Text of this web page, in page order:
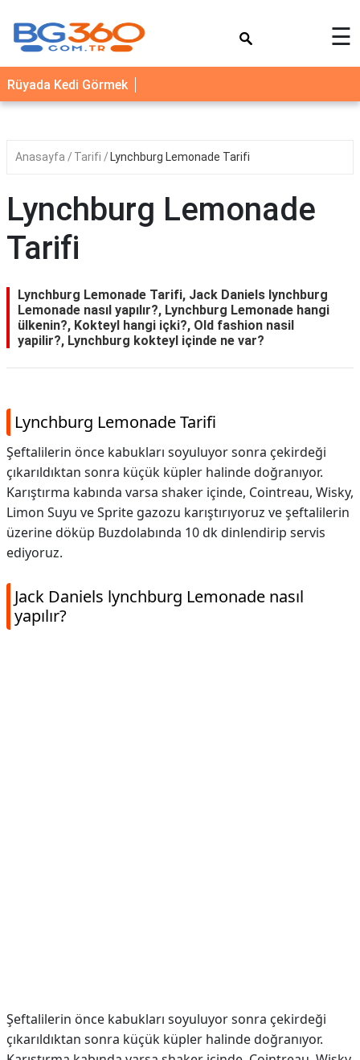
YEMEK
TARİFLERİ
SAĞLIK
İLETİŞİM
☰
Rüyada Kedi Görmek
Anasayfa Tarifi Lynchburg Lemonade Tarifi
Lynchburg Lemonade
Tarifi
Lynchburg Lemonade Tarifi, Jack Daniels lynchburg
Lemonade nasıl yapılır?, Lynchburg Lemonade hangi
ülkenin?, Kokteyl hangi içki?, Old fashion nasil
yapilir?, Lynchburg kokteyl içinde ne var?
Lynchburg Lemonade Tarifi
Şeftalilerin önce kabukları soyuluyor sonra çekirdeği
çıkarıldıktan sonra küçük küpler halinde doğranıyor.
Karıştırma kabında varsa shaker içinde, Cointreau, Wisky,
Limon Suyu ve Sprite gazozu karıştırıyoruz ve şeftalilerin
üzerine döküp Buzdolabında 10 dk dinlendirip servis
ediyoruz.
Jack Daniels lynchburg Lemonade nasıl
yapılır?
Şeftalilerin önce kabukları soyuluyor sonra çekirdeği
çıkarıldıktan sonra küçük küpler halinde doğranıyor.